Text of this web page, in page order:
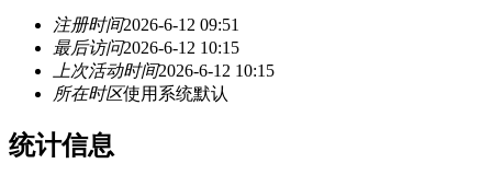
注册时间2026-6-12 09:51
最后访问2026-6-12 10:15
上次活动时间2026-6-12 10:15
所在时区使用系统默认
统计信息